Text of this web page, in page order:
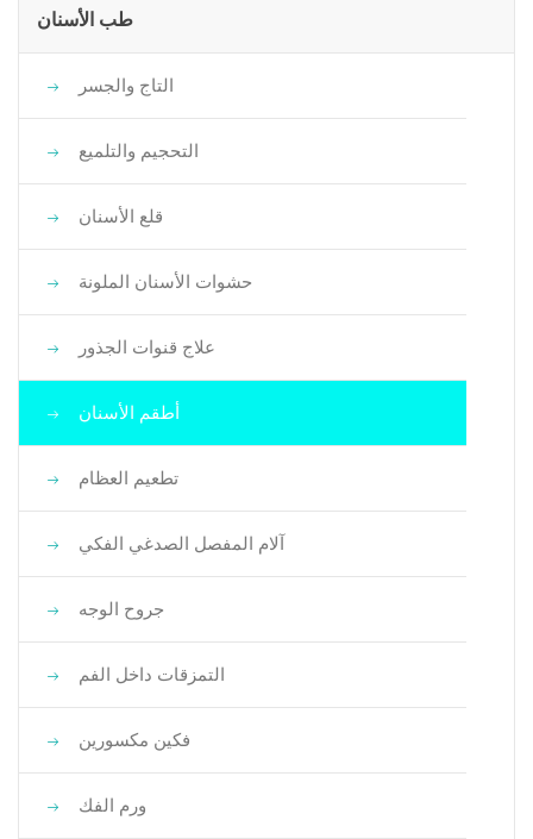
طب الأسنان
التاج والجسر
التحجيم والتلميع
قلع الأسنان
حشوات الأسنان الملونة
علاج قنوات الجذور
أطقم الأسنان
تطعيم العظام
آلام المفصل الصدغي الفكي
جروح الوجه
التمزقات داخل الفم
فكين مكسورين
ورم الفك